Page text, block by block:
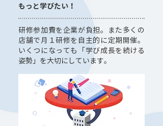
もっと学びたい！
研修参加費を企業が負担。また多くの
店舗で月１研修を自主的に定期開催。
いくつになっても「学び成長を続ける
姿勢」を大切にしています。